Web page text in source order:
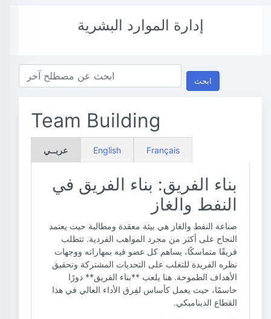
إدارة الموارد البشرية
ابحث
Team Building
عربــي English Français
بناء الفريق: بناء الفريق في
النفط والغاز
صناعة النفط والغاز هي بيئة معقدة ومطالبة حيث يعتمد
النجاح على أكثر من مجرد المواهب الفردية. تتطلب
فريقًا متماسكًا، يساهم كل عضو فيه بمهاراته ووجهات
نظره الفريدة للتغلب على التحديات المشتركة وتحقيق
الأهداف الطموحة. هنا يلعب **بناء الفريق** دورًا
حاسمًا، حيث يعمل كأساس لفِرق الأداء العالي في هذا
القطاع الديناميكي.